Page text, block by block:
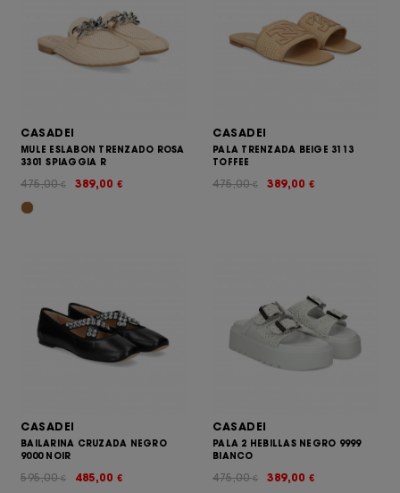
CASADEI
MULE ESLABON TRENZADO ROSA
3301 SPIAGGIA R
389,00 €
475,00€
CASADEI
PALA TRENZADA BEIGE 3113
TOFFEE
389,00 €
475,00€
CASADEI
BAILARINA CRUZADA NEGRO
9000 NOIR
485,00 €
595,00€
CASADEI
PALA 2 HEBILLAS NEGRO 9999
BIANCO
389,00 €
475,00€